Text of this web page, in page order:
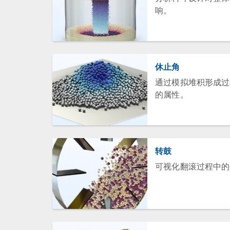
响。
休止角
通过模拟堆积形成
的属性。
转鼓
可视化翻滚过程中